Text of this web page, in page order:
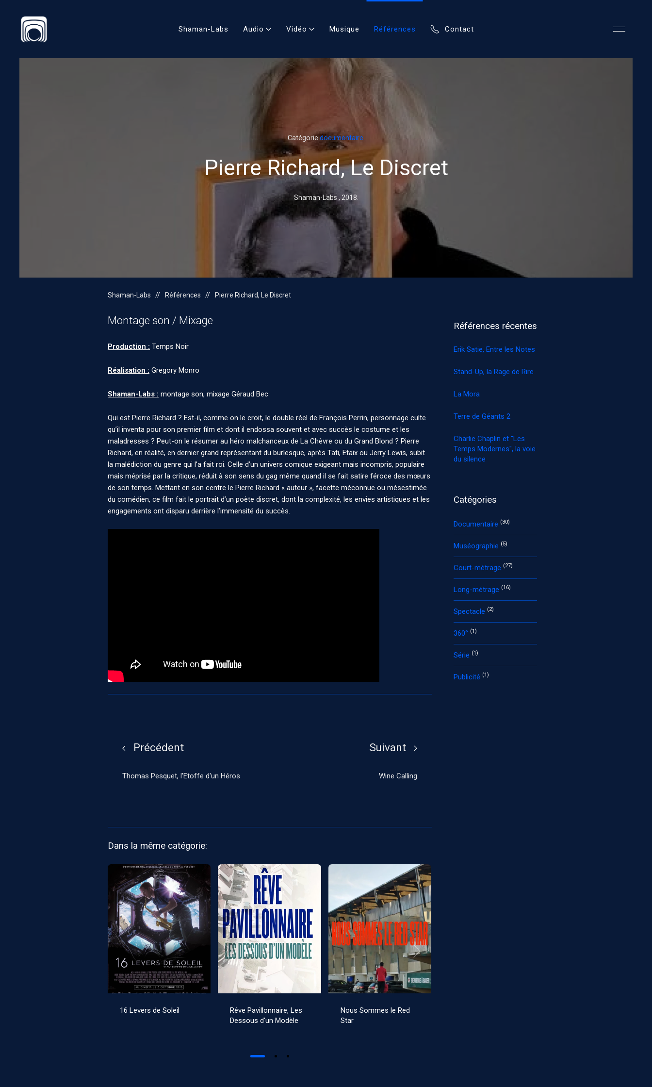
Shaman-Labs Audio Vidéo Musique Références Contact
Catégoriedocumentaire
Pierre Richard, Le Discret
Shaman-Labs , 2018
Shaman-Labs Références Pierre Richard, Le Discret
Montage son / Mixage
Production : Temps Noir
Réalisation : Gregory Monro
Shaman-Labs : montage son, mixage Géraud Bec
Qui est Pierre Richard ? Est-il, comme on le croit, le double réel de François Perrin, personnage culte
qu’il inventa pour son premier film et dont il endossa souvent et avec succès le costume et les
maladresses ? Peut-on le résumer au héro malchanceux de La Chèvre ou du Grand Blond ? Pierre
Richard, en réalité, en dernier grand représentant du burlesque, après Tati, Etaix ou Jerry Lewis, subit
la malédiction du genre qui l’a fait roi. Celle d’un univers comique exigeant mais incompris, populaire
mais méprisé par la critique, réduit à son sens du gag même quand il se fait satire féroce des mœurs
de son temps. Mettant en son centre le Pierre Richard « auteur », facette méconnue ou mésestimée
du comédien, ce film fait le portrait d’un poète discret, dont la complexité, les envies artistiques et les
engagements ont disparu derrière l’immensité du succès.
Précédent
Thomas Pesquet, l'Etoffe d'un Héros
Suivant
Wine Calling
Dans la même catégorie:
16 Levers de Soleil
Rêve Pavillonnaire, Les
Dessous d'un Modèle
Nous Sommes le Red
Star
Références récentes
Erik Satie, Entre les Notes
Stand-Up, la Rage de Rire
La Mora
Terre de Géants 2
Charlie Chaplin et "Les
Temps Modernes", la voie
du silence
Catégories
Documentaire (30)
Muséographie (5)
Court-métrage (27)
Long-métrage (16)
Spectacle (2)
360° (1)
Série (1)
Publicité (1)